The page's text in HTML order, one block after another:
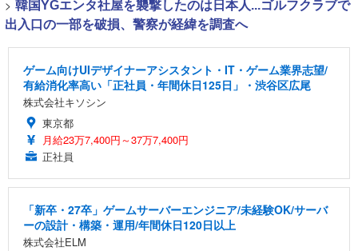
> 韓国YGエンタ社屋を襲撃したのは日本人...ゴルフクラブで
出入口の一部を破損、警察が経緯を調査へ
ゲーム向けUIデザイナーアシスタント・IT・ゲーム業界志望/
有給消化率高い「正社員・年間休日125日」・渋谷区広尾
株式会社キソシン
東京都
月給23万7,400円～37万7,400円
正社員
「新卒・27卒」ゲームサーバーエンジニア/未経験OK/サーバ
ーの設計・構築・運用/年間休日120日以上
株式会社ELM